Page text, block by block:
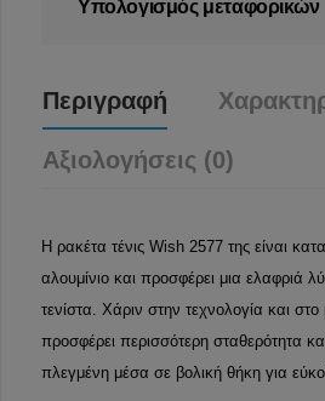
Υπολογισμός μεταφορικών
Περιγραφή
Αξιολογήσεις (0)
Η ρακέτα τένις Wish 2577 της είναι
αλουμίνιο και προσφέρει μια ελαφριά
τενίστα. Χάριν στην τεχνολογία και
προσφέρει περισσότερη σταθερότητα
πλεγμένη μέσα σε βολική θήκη για